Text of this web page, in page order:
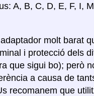
A, B, C, D, E, F, I,
molt barat
i protecció dels
que sigui bo); però
a causa de
recomanem que